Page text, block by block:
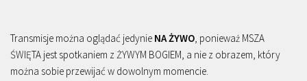
Transmisje można oglądać jedynie NA ŻYWO, ponieważ MSZA
ŚWIĘTA jest spotkaniem z ŻYWYM BOGIEM, a nie z obrazem, który
można sobie przewijać w dowolnym momencie.